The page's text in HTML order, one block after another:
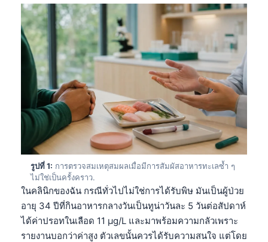
รูปที่ 1: การตรวจสมเหตุสมผลเมื่อมีการสัมผัสอาหารทะเลซ้ำ ๆ
ไม่ใช่เป็นครั้งคราว.
ในคลินิกของฉัน กรณีทั่วไปไม่ใช่การได้รับพิษ มันเป็นผู้ป่วย
อายุ 34 ปีที่กินอาหารกลางวันเป็นทูน่าวันละ 5 วันต่อสัปดาห์
ได้ค่าปรอทในเลือด 11 µg/L และมาพร้อมความกลัวเพราะ
รายงานบอกว่าค่าสูง ตัวเลขนั้นควรได้รับความสนใจ แต่โดย